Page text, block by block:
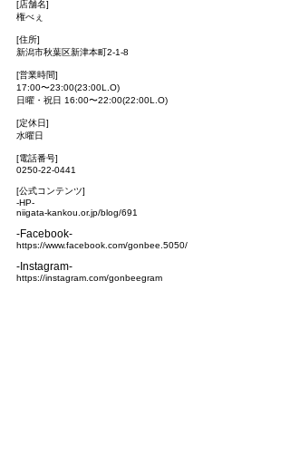
[店舗名]
権べぇ
[住所]
新潟市秋葉区新津本町2-1-8
[営業時間]
17:00〜23:00(23:00L.O)
日曜・祝日 16:00〜22:00(22:00L.O)
[定休日]
水曜日
[電話番号]
0250-22-0441
[公式コンテンツ]
-HP-
niigata-kankou.or.jp/blog/691
-Facebook-
https://www.facebook.com/gonbee.5050/
-Instagram-
https://instagram.com/gonbeegram